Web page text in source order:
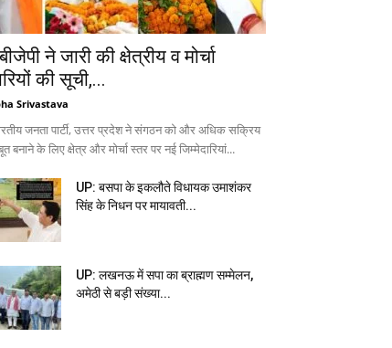
ने जारी की क्षेत्रीय व मोर्चा
की सूची,...
Srivastava
जनता पार्टी, उत्तर प्रदेश ने संगठन को और अधिक सक्रिय
बनाने के लिए क्षेत्र और मोर्चा स्तर पर नई जिम्मेदारियां...
UP: बसपा के इकलौते विधायक उमाशंकर
सिंह के निधन पर मायावती...
UP: लखनऊ में सपा का ब्राह्मण सम्मेलन,
अमेठी से बड़ी संख्या...